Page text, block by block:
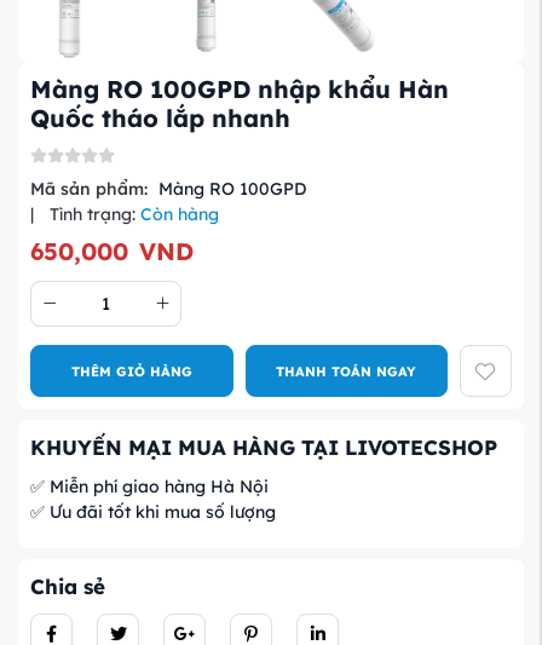
Màng RO 100GPD nhập khẩu Hàn
Quốc tháo lắp nhanh
Mã sản phẩm: Màng RO 100GPD
|
Tình trạng: Còn hàng
650,000 VND
THÊM GIỎ HÀNG THANH TOÁN NGAY
KHUYẾN MẠI MUA HÀNG TẠI LIVOTECSHOP
✅ Miễn phí giao hàng Hà Nội
✅ Ưu đãi tốt khi mua số lượng
Chia sẻ